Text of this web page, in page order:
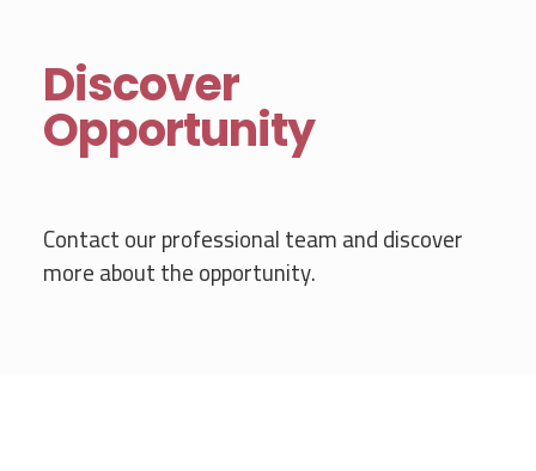
Discover
Opportunity
Contact our professional team and discover
more about the opportunity.